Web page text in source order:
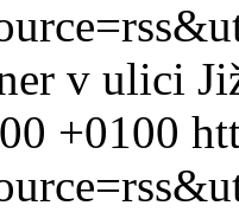
v ulici
+0100